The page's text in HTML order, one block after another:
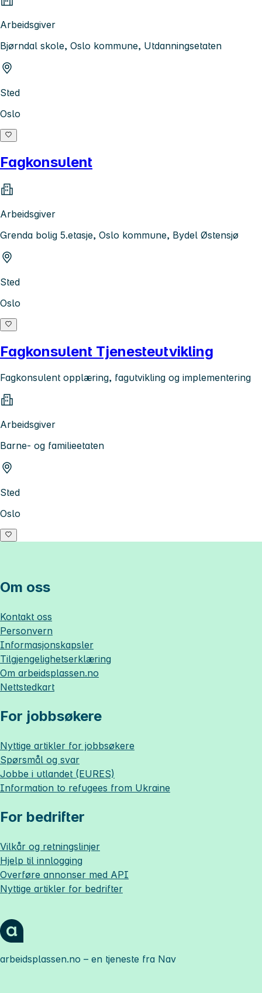
Arbeidsgiver
Bjørndal skole, Oslo kommune, Utdanningsetaten
Sted
Oslo
Fagkonsulent
Arbeidsgiver
Grenda bolig 5.etasje, Oslo kommune, Bydel Østensjø
Sted
Oslo
Fagkonsulent Tjenesteutvikling
Fagkonsulent opplæring, fagutvikling og implementering
Arbeidsgiver
Barne- og familieetaten
Sted
Oslo
Om oss
Kontakt oss
Personvern
Informasjonskapsler
Tilgjengelighetserklæring
Om arbeidsplassen.no
Nettstedkart
For jobbsøkere
Nyttige artikler for jobbsøkere
Spørsmål og svar
Jobbe i utlandet (EURES)
Information to refugees from Ukraine
For bedrifter
Vilkår og retningslinjer
Hjelp til innlogging
Overføre annonser med API
Nyttige artikler for bedrifter
arbeidsplassen.no – en tjeneste fra Nav